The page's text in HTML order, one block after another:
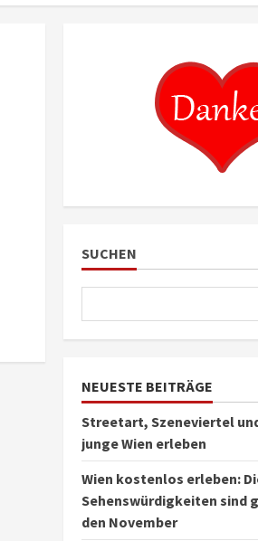
SUCHEN
NEUESTE BEITRÄGE
Streetart, Szeneviertel
junge Wien erleben
Wien kostenlos erleben:
Sehenswürdigkeiten sind
den November